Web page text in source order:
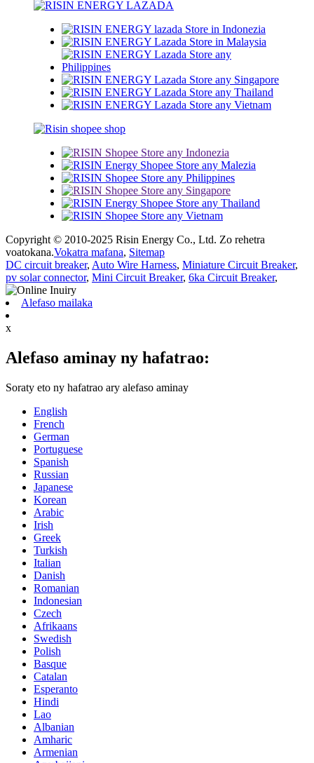
Copyright © 2010-2025 Risin Energy Co., Ltd. Zo rehetra
voatokana.Vokatra mafana, Sitemap
DC circuit breaker, Auto Wire Harness, Miniature Circuit Breaker,
pv solar connector, Mini Circuit Breaker, 6ka Circuit Breaker,
Alefaso mailaka
x
Alefaso aminay ny hafatrao:
Soraty eto ny hafatrao ary alefaso aminay
English
French
German
Portuguese
Spanish
Russian
Japanese
Korean
Arabic
Irish
Greek
Turkish
Italian
Danish
Romanian
Indonesian
Czech
Afrikaans
Swedish
Polish
Basque
Catalan
Esperanto
Hindi
Lao
Albanian
Amharic
Armenian